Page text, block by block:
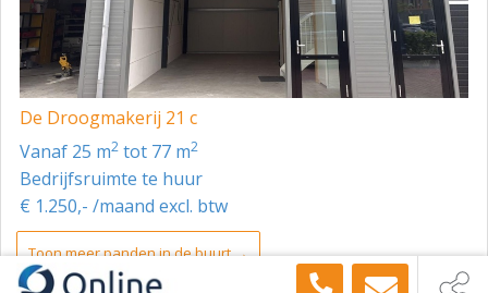
De Droogmakerij 21 c
vanaf 25 m2 tot 77 m2
Bedrijfsruimte te huur
€ 1.250,- /maand excl. btw
Toon meer panden in de buurt →